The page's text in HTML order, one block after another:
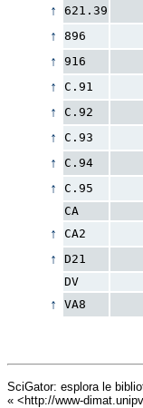
↑
621.39
↑
896
↑
916
↑
C.91
↑
C.92
↑
C.93
↑
C.94
↑
C.95
CA
↑
CA2
↑
D21
DV
↑
VA8
SciGator: esplora le
« <http://www-